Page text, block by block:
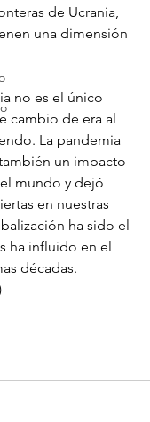
de Ucrania,
una dimensión
no es el único
cambio de era al
La pandemia
un impacto
mundo y dejó
en nuestras
ha sido el
ha influido en el
décadas.